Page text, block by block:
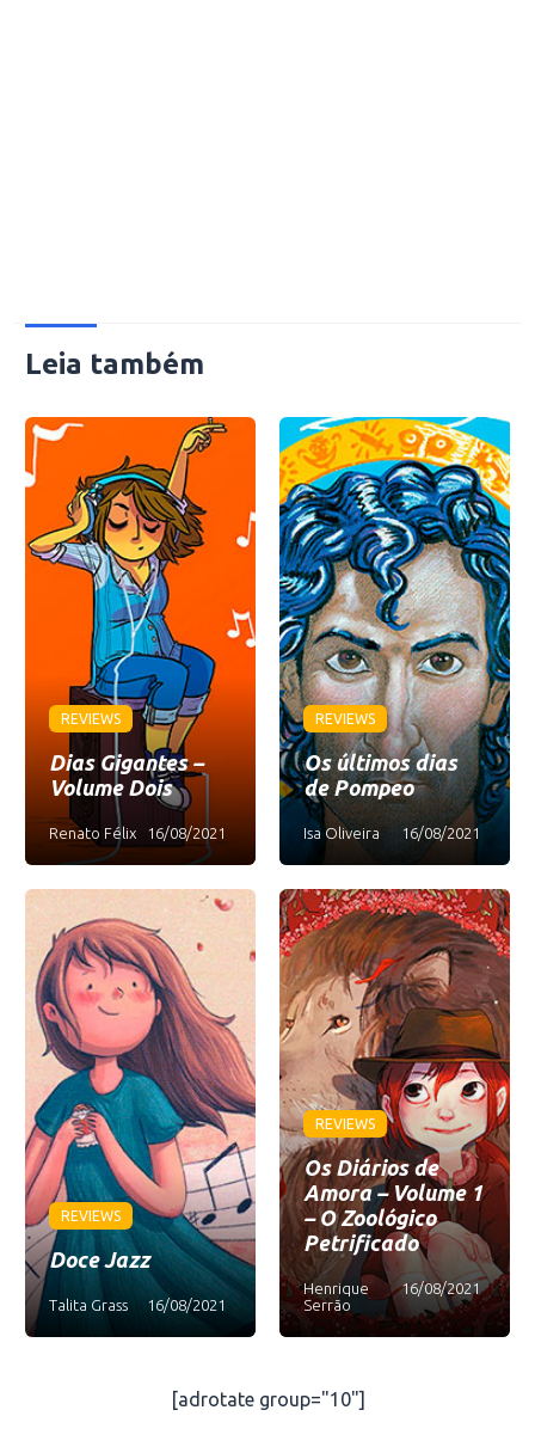
Leia também
REVIEWS
Dias Gigantes –
Volume Dois
Renato Félix 16/08/2021
REVIEWS
Os últimos dias
de Pompeo
Isa Oliveira 16/08/2021
REVIEWS
Doce Jazz
Talita Grass 16/08/2021
REVIEWS
Os Diários de
Amora – Volume 1
– O Zoológico
Petrificado
Henrique
Serrão
16/08/2021
[adrotate group="10"]